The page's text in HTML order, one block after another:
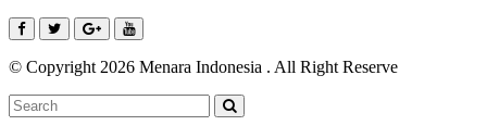
© Copyright 2026 Menara Indonesia . All Right Reserve